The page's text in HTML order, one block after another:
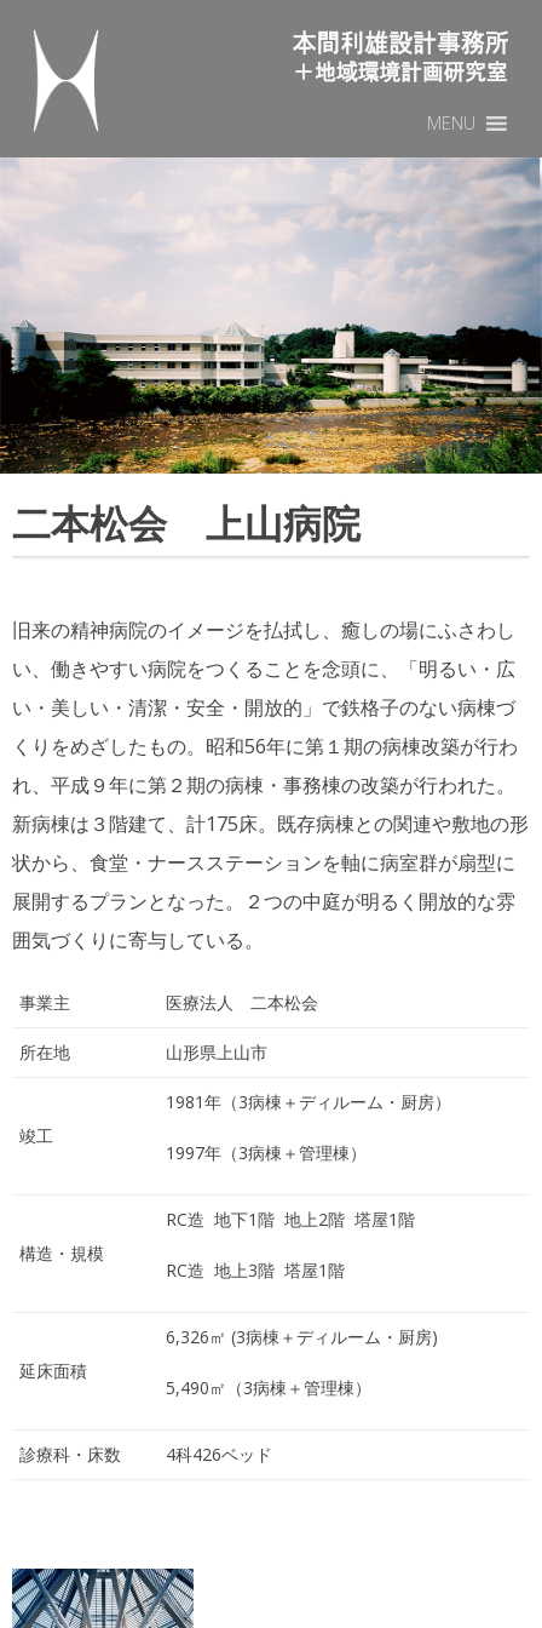
to
MENU
二本松会 上山病院
旧来の精神病院のイメージを払拭し、癒しの場にふさわし
い、働きやすい病院をつくることを念頭に、「明るい・広
い・美しい・清潔・安全・開放的」で鉄格子のない病棟づ
くりをめざしたもの。昭和56年に第１期の病棟改築が行わ
れ、平成９年に第２期の病棟・事務棟の改築が行われた。
新病棟は３階建て、計175床。既存病棟との関連や敷地の形
状から、食堂・ナースステーションを軸に病室群が扇型に
展開するプランとなった。２つの中庭が明るく開放的な雰
囲気づくりに寄与している。
事業主 医療法人 二本松会
所在地 山形県上山市
竣工
1981年（3病棟＋ディルーム・厨房）
1997年（3病棟＋管理棟）
構造・規模
RC造 地下1階 地上2階 塔屋1階
RC造 地上3階 塔屋1階
延床面積
6,326㎡ (3病棟＋ディルーム・厨房)
5,490㎡（3病棟＋管理棟）
診療科・床数 4科426ベッド